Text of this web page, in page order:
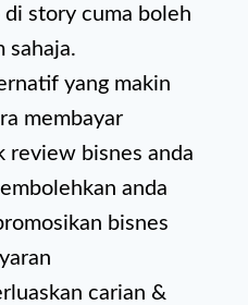
story cuma boleh
sahaja.
yang makin
membayar
review bisnes anda
anda
bisnes
carian &